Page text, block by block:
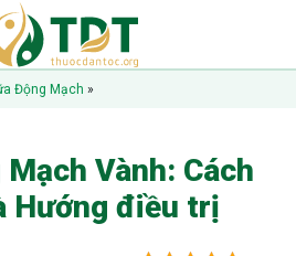
Động Mạch »
Vành: Cách
Hướng điều trị